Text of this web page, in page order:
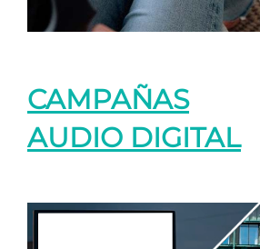
CAMPAÑAS
AUDIO DIGITAL